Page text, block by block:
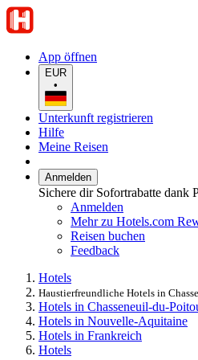
App öffnen
EUR
•
Unterkunft registrieren
Hilfe
Meine Reisen
Anmelden
Sichere dir Sofortrabatte dank
Anmelden
Mehr zu Hotels.com
Reisen buchen
Feedback
Hotels
Haustierfreundliche Hotels in
Hotels in Chasseneuil-du-
Hotels in Nouvelle-Aquitaine
Hotels in Frankreich
Hotels